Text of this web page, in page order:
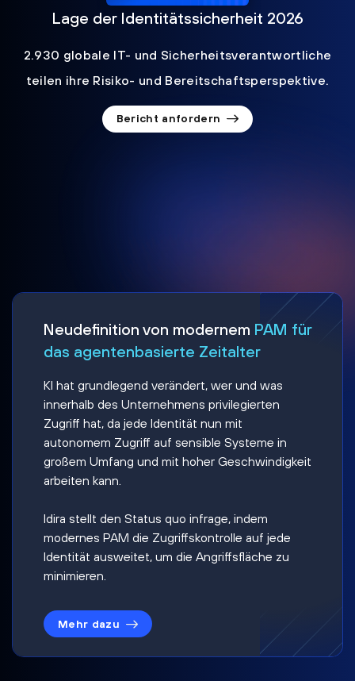
Lage der Identitätssicherheit 2026
2.930 globale IT- und Sicherheitsverantwortliche
teilen ihre Risiko- und Bereitschaftsperspektive.
Bericht anfordern
Neudefinition von modernem PAM für
das agentenbasierte Zeitalter
KI hat grundlegend verändert, wer und was
innerhalb des Unternehmens privilegierten
Zugriff hat, da jede Identität nun mit
autonomem Zugriff auf sensible Systeme in
großem Umfang und mit hoher Geschwindigkeit
arbeiten kann.
Idira stellt den Status quo infrage, indem
modernes PAM die Zugriffskontrolle auf jede
Identität ausweitet, um die Angriffsfläche zu
minimieren.
Mehr dazu